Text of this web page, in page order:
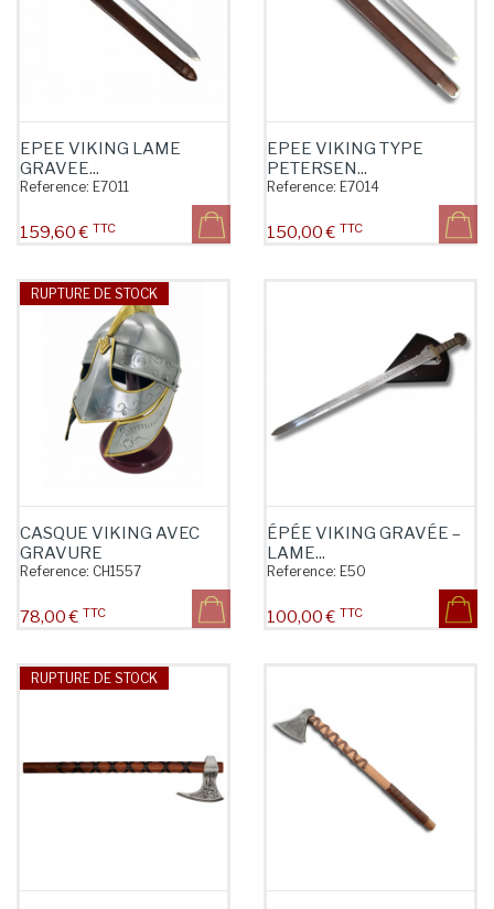
EPEE VIKING LAME
GRAVEE...
Reference: E7011
Prix
159,60 € TTC
EPEE VIKING TYPE
PETERSEN...
Reference: E7014
Prix
150,00 € TTC
RUPTURE DE STOCK
CASQUE VIKING AVEC
GRAVURE
Reference: CH1557
Prix
78,00 € TTC
ÉPÉE VIKING GRAVÉE –
LAME...
Reference: E50
Prix
100,00 € TTC
RUPTURE DE STOCK